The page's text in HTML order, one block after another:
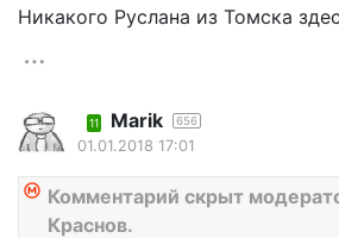
Никакого Руслана из Томска
11 Marik 656
01.01.2018 17:01
Комментарий скрыт
Краснов.